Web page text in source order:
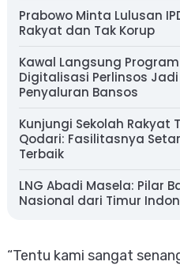
Prabowo Minta Lulusan
Rakyat dan Tak Korup
Kawal Langsung
Digitalisasi Perlinsos
Penyaluran Bansos
Kunjungi Sekolah Rakyat
Qodari: Fasilitasnya
Terbaik
LNG Abadi Masela: Pilar
Nasional dari Timur
“Tentu kami sangat